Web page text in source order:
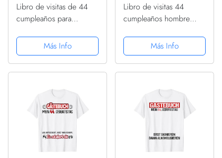
Libro de visitas de 44
cumpleaños para
divertido Camiseta
Más Info
Libro de visitas 44
cumpleaños hombre
cumpleaños decoración
Camiseta
Más Info